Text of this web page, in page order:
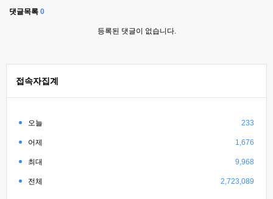
댓글목록 0
등록된 댓글이 없습니다.
접속자집계
오늘 233
어제 1,676
최대 9,968
전체 2,723,089